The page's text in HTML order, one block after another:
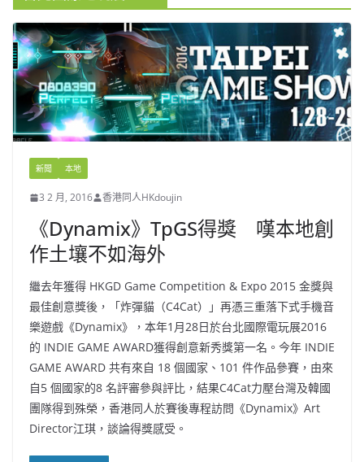
新聞 本地
3 2 月, 2016 香港同人HKdoujin
《Dynamix》TpGS得獎 嘆本地創
作土壤不如海外
繼去年獲得 HKGD Game Competition & Expo 2015 金獎與
最佳創意獎後，「炸彈貓（C4Cat）」再憑三重落下式手機音
樂遊戲《Dynamix》，本年1月28日於台北國際電玩展2016
的 INDIE GAME AWARD獲得創意新秀獎第一名。今年 INDIE
GAME AWARD 共有來自 18 個國家、101 件作品參賽，由來
自5 個國家的8 名評審參與評比，結果C4Cat力壓台灣及韓國
團隊得到殊榮，香港同人於賽後專程訪問《Dynamix》Art
Director江琪，談論得獎感受。